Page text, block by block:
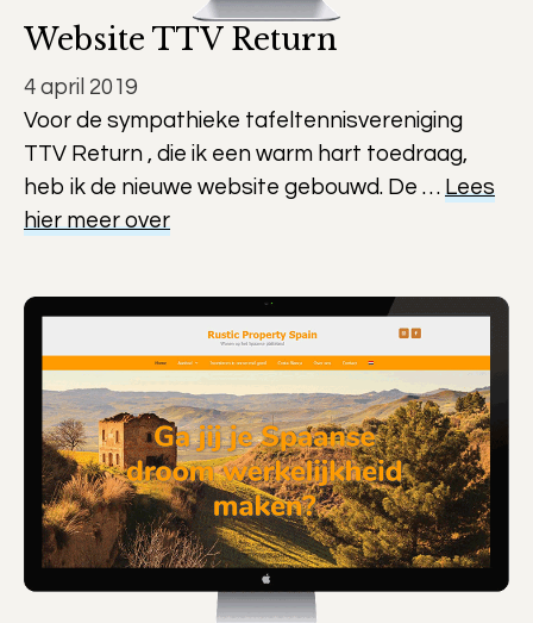
Website TTV Return
4 april 2019
Voor de sympathieke tafeltennisvereniging
TTV Return , die ik een warm hart toedraag,
heb ik de nieuwe website gebouwd. De … Lees
hier meer over